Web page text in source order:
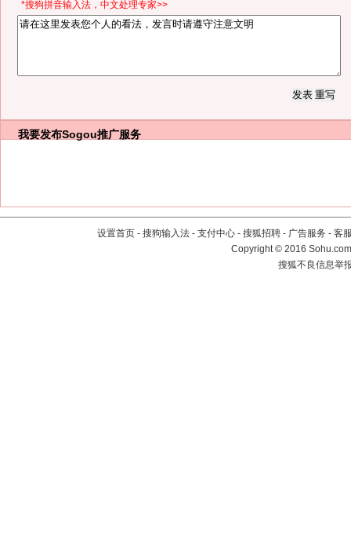
*搜狗拼音输入法，中文处理专家>>
我要发布Sogou推广服务
设置首页 - 搜狗输入法 - 支付中心 - 搜狐招聘 - 广告服务 - 客
Copyright©2016
搜狐不良信息举